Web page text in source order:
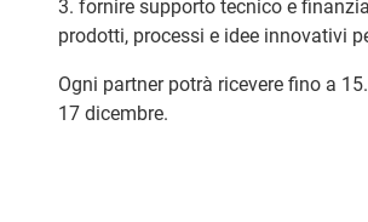
3. fornire supporto tecnico e
prodotti, processi e idee innovativi
Ogni partner potrà ricevere fino a
17 dicembre.